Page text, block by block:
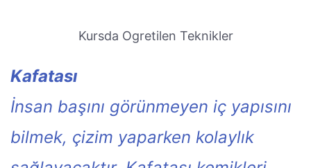
Kursda Ogretilen Teknikler
Kafatası
İnsan başını görünmeyen iç yapısını
bilmek, çizim yaparken kolaylık